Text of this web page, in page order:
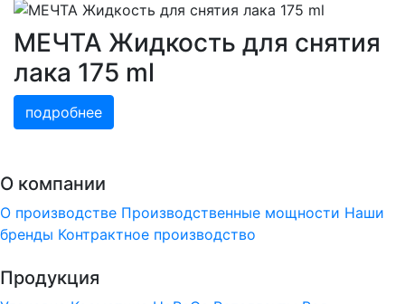
МЕЧТА Жидкость для снятия
лака 175 ml
подробнее
О компании
О производстве Производственные мощности Наши
бренды Контрактное производство
Продукция